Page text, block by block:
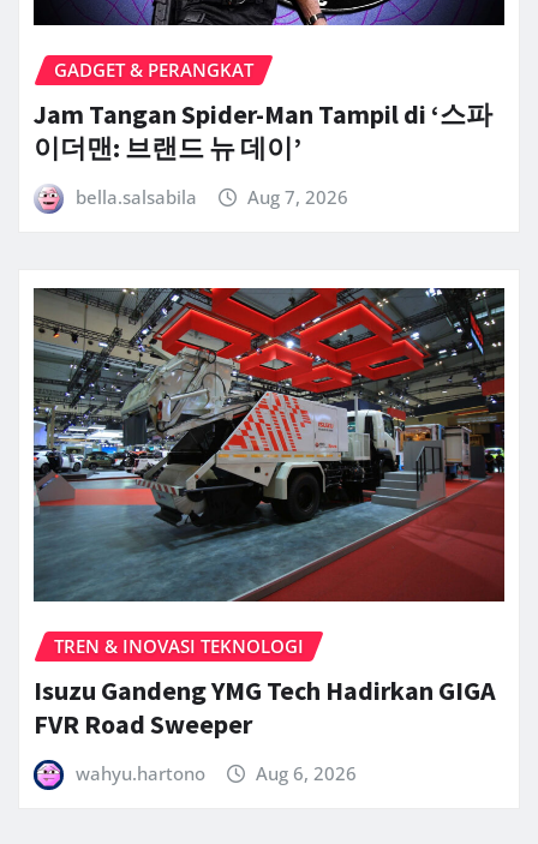
GADGET & PERANGKAT
Jam Tangan Spider-Man Tampil di ‘스파
이더맨: 브랜드 뉴 데이’
bella.salsabila Aug 7, 2026
TREN & INOVASI TEKNOLOGI
Isuzu Gandeng YMG Tech Hadirkan GIGA
FVR Road Sweeper
wahyu.hartono Aug 6, 2026